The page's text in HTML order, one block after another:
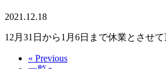
2021.12.18
12月31日から1月6日まで休業とさせて
« Previous